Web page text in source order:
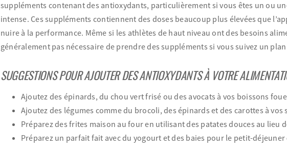
suppléments contenant des antioxydants, particulièrement si vous êtes un ou
intense. Ces suppléments contiennent des doses beaucoup plus élevées que
nuire à la performance. Même si les athlètes de haut niveau ont des besoins
généralement pas nécessaire de prendre des suppléments si vous suivez un
SUGGESTIONS POUR AJOUTER DES ANTIOXYDANTS À VOTRE
Ajoutez des épinards, du chou vert frisé ou des avocats à vos boissons
Ajoutez des légumes comme du brocoli, des épinards et des carottes à vos
Préparez des frites maison au four en utilisant des patates douces au lieu
Préparez un parfait fait avec du yogourt et des baies pour le petit-